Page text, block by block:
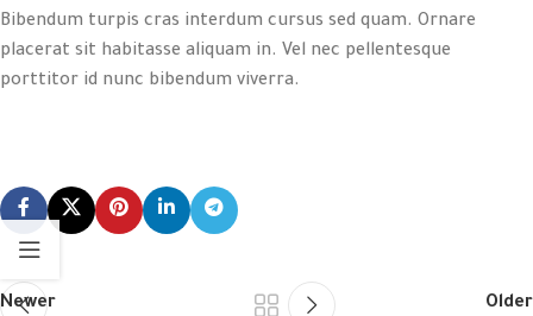
Bibendum turpis cras interdum cursus sed quam. Ornare
placerat sit habitasse aliquam in. Vel nec pellentesque
porttitor id nunc bibendum viverra.
Newer Older